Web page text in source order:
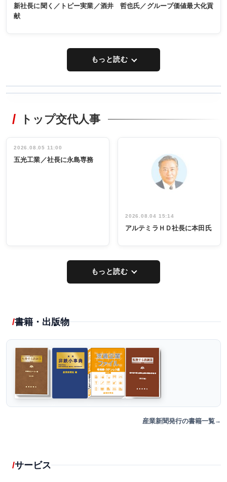
新社長に聞く／トピー実業／酒井 哲也氏／グループ価値最大化貢
献
もっと読む
非鉄業界で
インタビュ
ー／社内ア
タックトレー
祝う 業界関
係者ら220人
出席
トップ交代人事
2026.08.05 11:00
五光工業／社長に永島専務
2026.08.04 15:14
アルテミラＨＤ社長に本田氏
もっと読む
書籍・出版物
産業新聞発行の書籍一覧
サービス